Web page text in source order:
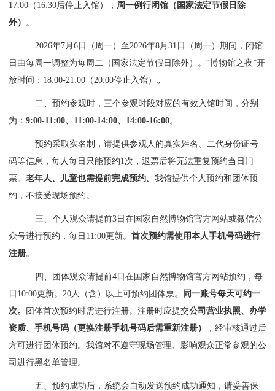
17:00（16:30后停止入馆）， 周一例行闭馆（国家法定节假日除
外） 。
2026年7月6日（周一）至2026年8月31日（周一）期间，闭馆
日由每周一调整为每周二（国家法定节假日除外）。“博物馆之夜”开
放时间：18:00-21:00（20:00停止入馆） 。
二、预约参观时，三个参观时段对应的有效入馆时间，分别
为： 9:00-11:00、11:00-14:00、14:00-16:00。
预约采取实名制，请提供参观人的真实姓名、二代身份证号
码等信息，每人每日只能预约1次，退票后将无法重复预约当日门
票。 老年人、儿童也需提前完成预约。 我馆提供个人预约和团体预
约，不接受现场预约。
三、个人观众请提前3日在国家自然博物馆官方网站或微信公
众号进行预约，每日11:00更新。 首次预约需使用本人手机号码进行
注册。
四、团体观众请提前4日在国家自然博物馆官方网站预约，每
日10:00更新。20人（含）以上可预约团体票。
同一账号每天可约一
次。
团体首次预约时需进行注册。注册时应提交公司营业执照、办学
资质、手机号码（更换注册手机号码后需重新注册）
，经审核通过后
方可进行团体预约。我馆对不遵守现场管理、影响观众正常参观的公
司进行黑名单管理。
五、预约成功后，系统会自动发送预约成功通知，请妥善保